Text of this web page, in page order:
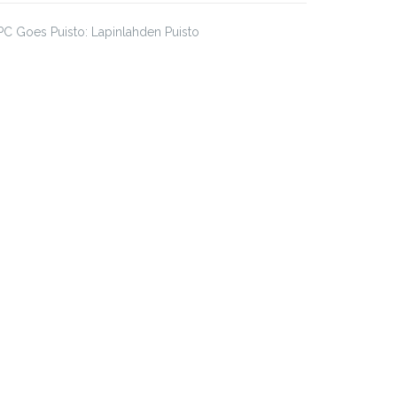
Goes Puisto: Lapinlahden Puisto